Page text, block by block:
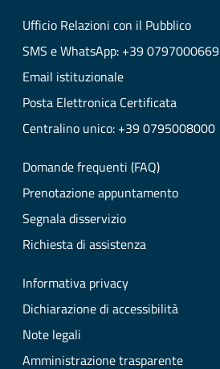
Ufficio Relazioni con il Pubblico
SMS e WhatsApp: +39 0797000669
Email istituzionale
Posta Elettronica Certificata
Centralino unico: +39 0795008000
Domande frequenti (FAQ)
Prenotazione appuntamento
Segnala disservizio
Richiesta di assistenza
Informativa privacy
Dichiarazione di accessibilità
Note legali
Amministrazione trasparente